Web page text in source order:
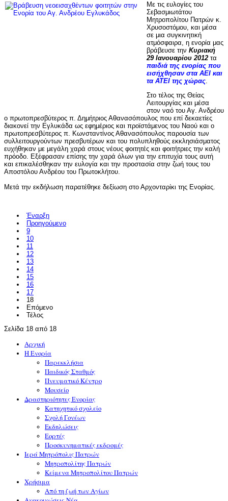
Με τις ευλογίες του
Σεβασμιωτάτου
Μητροπολίτου Πατρών κ.
Χρυσοστόμου, και μέσα
σε μια συγκινητική
ατμόσφαιρα, η ενορία μας
βράβευσε την Κυριακή
29 Ιανουαρίου 2012 τα
παιδιά της ενορίας που
εισήχθησαν στα ΑΕΙ και
τα ΑΤΕΙ της χώρας.
Στο τέλος της Θείας
Λειτουργίας και μέσα
στον ναό του Αγ. Ανδρέου
ο πρωτοπρεσβύτερος π. Δημήτριος Αθανασόπουλος που επί δεκαετίες
διακονεί την Εγλυκάδα ως εφημέριος και προϊστάμενος του Ναού και ο
πρωτοπρεσβύτερος π. Κωνσταντίνος Αθανασόπουλος παρουσία των
συλλειτουργούντων πρεσβυτέρων και του πολυπληθούς εκκλησιάσματος
ευχήθηκαν με μεγάλη χαρά στους νέους φοιτητές και φοιτήτριες την καλή
πρόοδο. Εξέφρασαν επίσης την χαρά όλων για την επιτυχία τους αυτή
και επικαλέσθηκαν την ευλογία και την προστασία στην ζωή τους του
Αποστόλου Ανδρέου του Πρωτοκλήτου.
Μετά την εκδήλωση παρατέθηκε δεξίωση στο Αρχονταρίκι της Ενορίας.
Έναρξη
Προηγούμενο
9
10
11
12
13
14
15
16
17
18
Επόμενο
Τέλος
Σελίδα 18 από 18
Αρχική
Η Ενορία
Παρεκκλήσια
Παιδικός Σταθμός
Πνευματικό Κέντρο
Μουσείο
Δραστηριότητες Ενορίας
Κατηχητικό σχολείο
Σχολή Γονέων
Εκδηλώσεις
Εορτές
Προσκυνηματικές εκδρομές
Ιερά Μητρόπολις Πατρών
Μητροπολίτης Πατρών
Κείμενα Μητροπολίτου Πατρών
Χρήσιμα
Από τη ζωή των Αγίων